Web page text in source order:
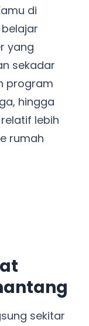
di
yang
sekadar
program
hingga
lebih
rumah
sekitar